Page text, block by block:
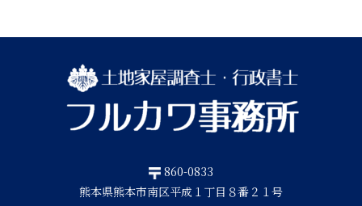
860-0833
熊本県熊本市南区平成１丁目８番２１号